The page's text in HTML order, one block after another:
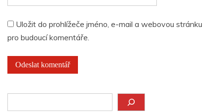
Uložit do prohlížeče jméno, e-mail a webovou stránku
pro budoucí komentáře.